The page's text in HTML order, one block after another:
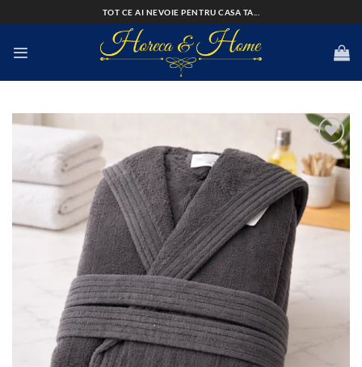
to
TOT CE AI NEVOIE PENTRU CASA TA...
Add to
wishlist